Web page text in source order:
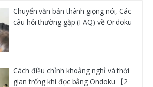
Chuyển văn bản thành giọng nói, Các
câu hỏi thường gặp (FAQ) về Ondoku
Cách điều chỉnh khoảng nghỉ và thời
gian trống khi đọc bằng Ondoku 【2